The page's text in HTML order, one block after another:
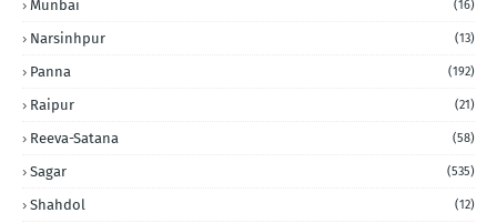
Munbai (16)
Narsinhpur (13)
Panna (192)
Raipur (21)
Reeva-Satana (58)
Sagar (535)
Shahdol (12)